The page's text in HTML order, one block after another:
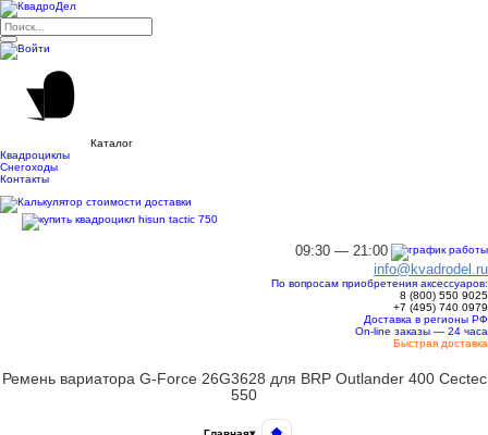
Каталог
Квадроциклы
Снегоходы
Контакты
09:30 — 21:00
info@kvadrodel.ru
По вопросам приобретения аксессуаров:
8 (800) 550 9025
+7 (495) 740 0979
Доставка в регионы РФ
On-line заказы — 24 часа
Быстрая доставка
Ремень вариатора G-Force 26G3628 для BRP Outlander 400 Cectec
550